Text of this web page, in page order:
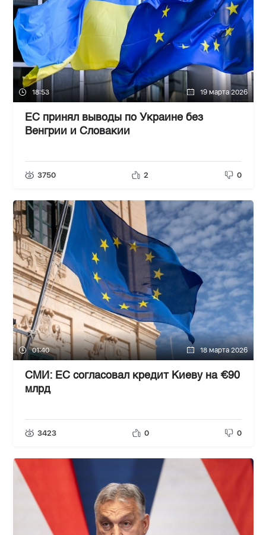
18:53 19 марта 2026
ЕС принял выводы по Украине без
Венгрии и Словакии
3750 2 0
01:40 18 марта 2026
СМИ: ЕС согласовал кредит Киеву на €90
млрд
3423 0 0